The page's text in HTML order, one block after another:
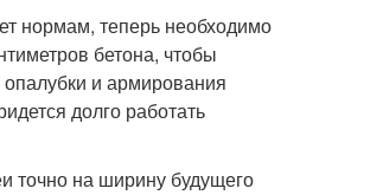
нормам, теперь необходимо
бетона, чтобы
и армирования
долго работать
точно на ширину будущего